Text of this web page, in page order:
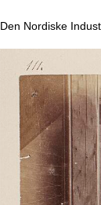
Den Nordiske